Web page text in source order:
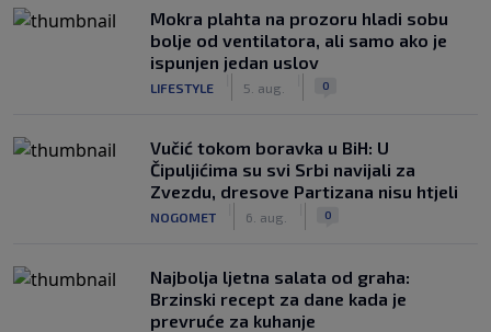
Mokra plahta na prozoru hladi sobu
bolje od ventilatora, ali samo ako je
ispunjen jedan uslov
LIFESTYLE 5. aug. 0
Vučić tokom boravka u BiH: U
Čipuljićima su svi Srbi navijali za
Zvezdu, dresove Partizana nisu htjeli
NOGOMET 6. aug. 0
Najbolja ljetna salata od graha:
Brzinski recept za dane kada je
prevruće za kuhanje